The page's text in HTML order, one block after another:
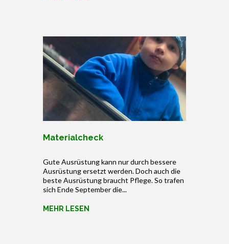
Materialcheck
Gute Ausrüstung kann nur durch bessere
Ausrüstung ersetzt werden. Doch auch die
beste Ausrüstung braucht Pflege. So trafen
sich Ende September die...
MEHR LESEN